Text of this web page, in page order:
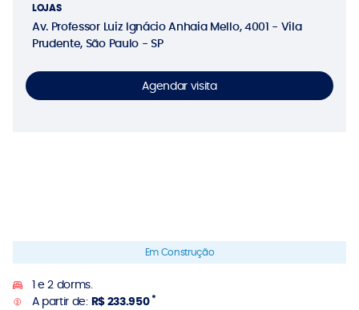
LOJAS
Av. Professor Luiz Ignácio Anhaia Mello, 4001 - Vila
Prudente, São Paulo - SP
Agendar visita
Em Construção
1 e 2 dorms.
A partir de: R$ 233.950 *